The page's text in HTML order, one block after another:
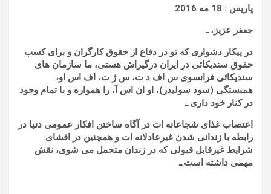
پاریس : 18 مه 2016
جعفر عزیز،ـ
در پیکار دشواری که تو در دفاع از حقوق کارگران و برای کسب
حقوق سندیکائی در ایران درگیراش هستی، ما سازمان های
سندیکائی فرانسوی س اف د ت، س ژ ت، اف اس او،
همبستگی (سود سولیدر)، او ان اس آ، را همواره و با تمام وجود
در کنار خود داری.ـ
اعتصاب غذای شجاعانه ات در آگاه ساختن افکار عمومی دنیا در
رابطه با زندانی شدن غیرعادلانه ات و همچنین در افشای
شرایط غیرقابل قبولی که در زندان متحمل می شوی، نقش
مهمی داشته است.ـ